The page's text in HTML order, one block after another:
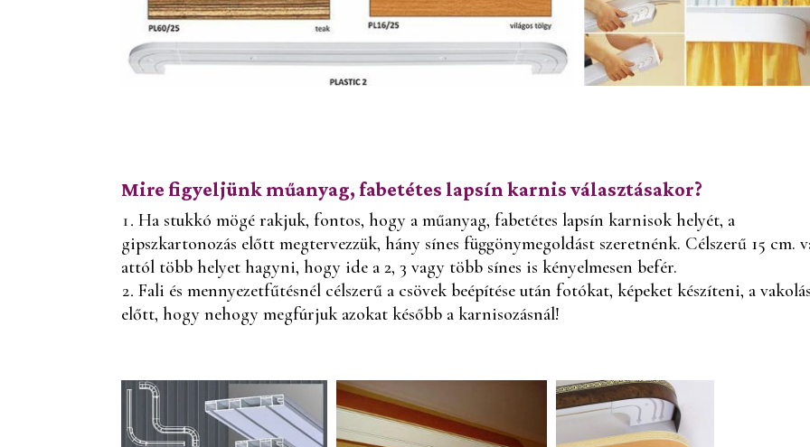
Mire figyeljünk műanyag, fabetétes lapsín karnis választásakor?
Ha stukkó mögé rakjuk, fontos, hogy a műanyag, fabetétes lapsín karnisok helyét, a
gipszkartonozás előtt megtervezzük, hány sínes függönymegoldást szeretnénk. Célszerű 15 cm.
attól több helyet hagyni, hogy ide a 2, 3 vagy több sínes is kényelmesen befér.
Fali és mennyezetfűtésnél célszerű a csövek beépítése után fotókat, képeket készíteni, a
előtt, hogy nehogy megfúrjuk azokat később a karnisozásnál!